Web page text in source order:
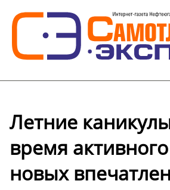
Летние
время
новых